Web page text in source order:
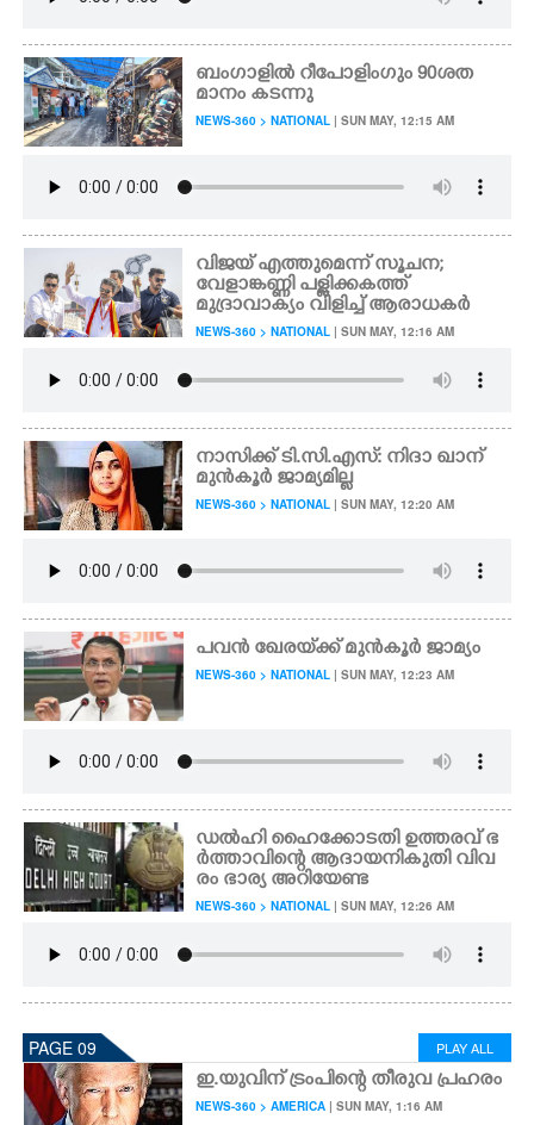
ബംഗാളിൽ റീപോളിംഗും 90ശത
മാനം കടന്നു
NEWS-360 > NATIONAL | SUN MAY, 12:15 AM
വിജയ് എത്തുമെന്ന് സൂചന;
വേളാങ്കണ്ണി പള്ളിക്കകത്ത്
മുദ്രാവാക്യം വിളിച്ച് ആരാധകർ
NEWS-360 > NATIONAL | SUN MAY, 12:16 AM
നാസിക്ക് ടി.സി.എസ്: നിദാ ഖാന്
മുൻകൂർ ജാമ്യമില്ല
NEWS-360 > NATIONAL | SUN MAY, 12:20 AM
പവൻ ഖേരയ്‌ക്ക് മുൻകൂർ ജാമ്യം
NEWS-360 > NATIONAL | SUN MAY, 12:23 AM
ഡൽഹി ഹൈക്കോടതി ഉത്തരവ് ഭ
ർത്താവിന്റെ ആദായനികുതി വിവ
രം ഭാര്യ അറിയേണ്ട
NEWS-360 > NATIONAL | SUN MAY, 12:26 AM
PAGE 09 PLAY ALL
ഇ.യുവിന് ട്രംപിന്റെ തീരുവ പ്രഹരം
NEWS-360 > AMERICA | SUN MAY, 1:16 AM